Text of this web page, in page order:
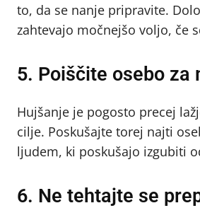
to, da se nanje pripravite.
zahtevajo močnejšo voljo, če
5. Poiščite osebo za
Hujšanje je pogosto precej
cilje. Poskušajte torej najti
ljudem, ki poskušajo izgubiti
6. Ne tehtajte se